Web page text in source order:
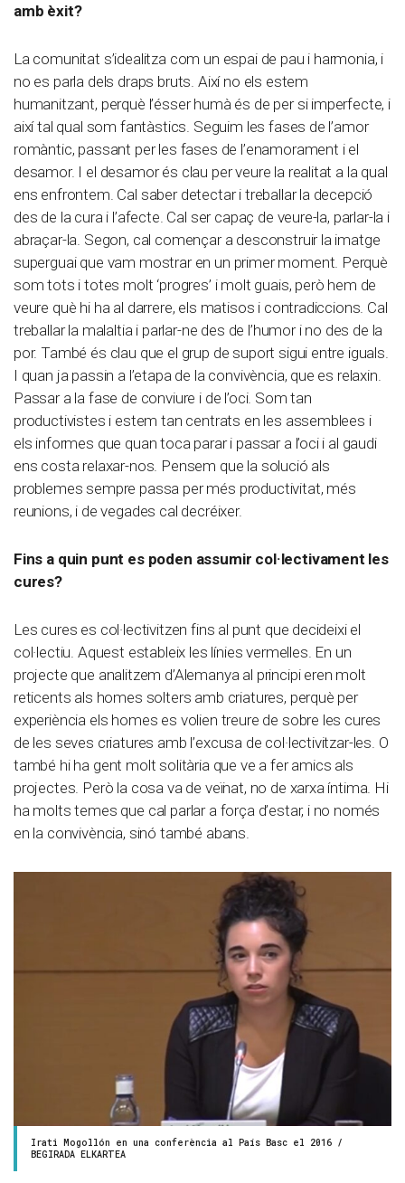
amb èxit?
La comunitat s’idealitza com un espai de pau i harmonia, i
no es parla dels draps bruts. Així no els estem
humanitzant, perquè l’ésser humà és de per si imperfecte, i
així tal qual som fantàstics. Seguim les fases de l’amor
romàntic, passant per les fases de l’enamorament i el
desamor. I el desamor és clau per veure la realitat a la qual
ens enfrontem. Cal saber detectar i treballar la decepció
des de la cura i l’afecte. Cal ser capaç de veure-la, parlar-la i
abraçar-la. Segon, cal començar a desconstruir la imatge
superguai que vam mostrar en un primer moment. Perquè
som tots i totes molt ‘progres’ i molt guais, però hem de
veure què hi ha al darrere, els matisos i contradiccions. Cal
treballar la malaltia i parlar-ne des de l’humor i no des de la
por. També és clau que el grup de suport sigui entre iguals.
I quan ja passin a l’etapa de la convivència, que es relaxin.
Passar a la fase de conviure i de l’oci. Som tan
productivistes i estem tan centrats en les assemblees i
els informes que quan toca parar i passar a l’oci i al gaudi
ens costa relaxar-nos. Pensem que la solució als
problemes sempre passa per més productivitat, més
reunions, i de vegades cal decréixer.
Fins a quin punt es poden assumir col·lectivament les
cures?
Les cures es col·lectivitzen fins al punt que decideixi el
col·lectiu. Aquest estableix les línies vermelles. En un
projecte que analitzem d’Alemanya al principi eren molt
reticents als homes solters amb criatures, perquè per
experiència els homes es volien treure de sobre les cures
de les seves criatures amb l’excusa de col·lectivitzar-les. O
també hi ha gent molt solitària que ve a fer amics als
projectes. Però la cosa va de veïnat, no de xarxa íntima. Hi
ha molts temes que cal parlar a força d’estar, i no només
en la convivència, sinó també abans.
Irati Mogollón en una conferència al País Basc el 2016 /
BEGIRADA ELKARTEA